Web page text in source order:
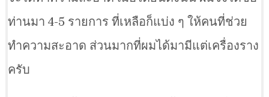
ท่านมา 4-5 รายการ ที่เหลือก็แบ่ง ๆ ให้คนที่ช่วย
ทำความสะอาด ส่วนมากที่ผมได้มามีแต่เครื่องราง
ครับ